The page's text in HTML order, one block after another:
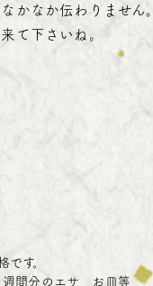
かなか伝わりません。
て下さいね。
す。
間分のエサ お皿等